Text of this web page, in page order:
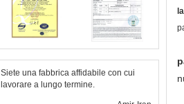
Siete una fabbrica affidabile con cui
lavorare a lungo termine.